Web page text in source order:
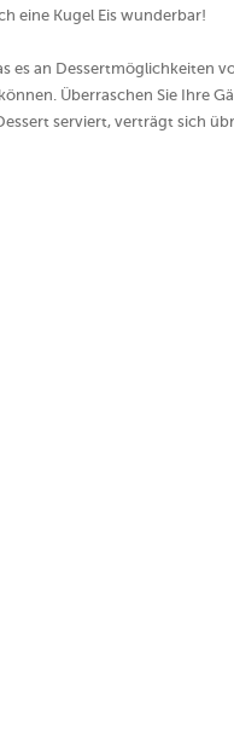
eine Kugel Eis wunderbar!
es an Dessertmöglichkeiten
Überraschen Sie Ihre
serviert, verträgt sich